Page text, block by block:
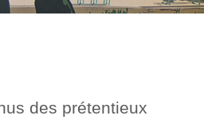
des prétentieux